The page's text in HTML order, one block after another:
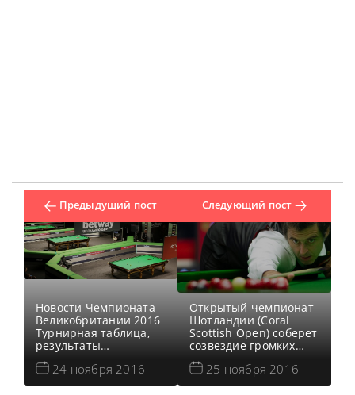
Предыдущий пост
Новости Чемпионата
Великобритании 2016
Турнирная таблица,
результаты
Чемпионата
Великобритании 2016
Онлайн трансляции
24 ноября 2016
Следующий пост
Открытый чемпионат
Шотландии (Coral
Scottish Open) соберет
созвездие громких
имен. Ронни «Ракета»
О’Салливан и Джадд
Трамп уже
25 ноября 2016